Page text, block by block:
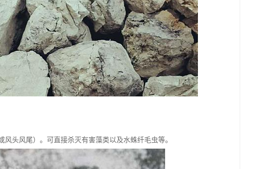
头风尾）。可直接杀灭有害藻类以及水蛛纤毛虫等。